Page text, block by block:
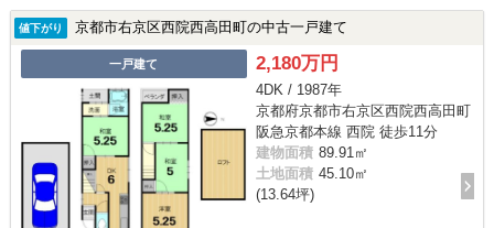
値下がり 京都市右京区西院西高田町の中古一戸建て
一戸建て 2,180万円
4DK / 1987年
京都府京都市右京区西院西高田町
阪急京都本線 西院 徒歩11分
建物面積 89.91㎡
土地面積 45.10㎡
(13.64坪)